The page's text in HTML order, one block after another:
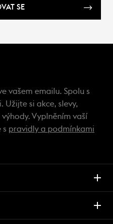
SE
vašem emailu. Spolu s
Užijte si akce, slevy,
Vyplněním vaší
s pravidly a podmínkami